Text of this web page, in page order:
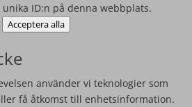
ID:n på denna webbplats.
Acceptera alla
använder vi teknologier som
få åtkomst till enhetsinformation.